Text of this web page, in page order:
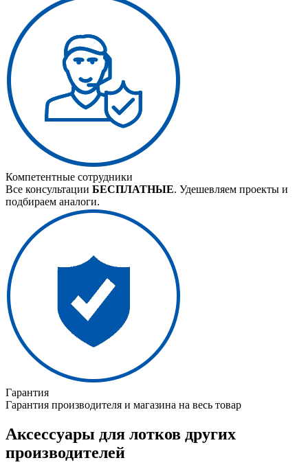
Компетентные сотрудники
Все консультации БЕСПЛАТНЫЕ. Удешевляем проекты и
подбираем аналоги.
Гарантия
Гарантия производителя и магазина на весь товар
Аксессуары для лотков других
производителей